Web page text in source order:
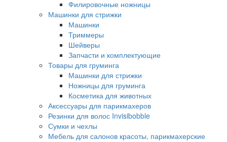
Филировочные ножницы
Машинки для стрижки
Машинки
Триммеры
Шейверы
Запчасти и комплектующие
Товары для груминга
Машинки для стрижки
Ножницы для груминга
Косметика для животных
Аксессуары для парикмахеров
Резинки для волос Invisibobble
Сумки и чехлы
Мебель для салонов красоты, парикмахерские